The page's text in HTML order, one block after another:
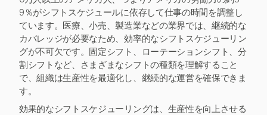
9％がシフトスケジュールに依存して仕事の時間を調整し
ています。医療、小売、製造業などの業界では、継続的な
カバレッジが必要なため、効率的なシフトスケジューリン
グが不可欠です。固定シフト、ローテーションシフト、分
割シフトなど、さまざまなシフトの種類を理解すること
で、組織は生産性を最適化し、継続的な運営を確保できま
す。
効果的なシフトスケジューリングは、生産性を向上させる